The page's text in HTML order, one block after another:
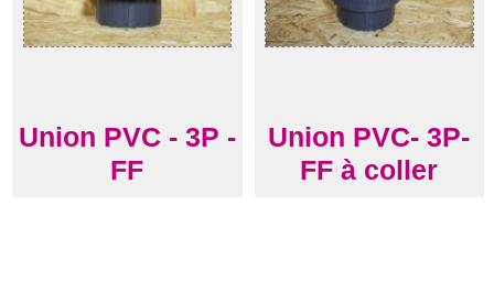
Union PVC - 3P -
FF
Union PVC- 3P-
FF à coller